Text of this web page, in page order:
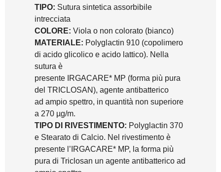
TIPO: Sutura sintetica assorbibile
intrecciata
COLORE: Viola o non colorato (bianco)
MATERIALE: Polyglactin 910 (copolimero
di acido glicolico e acido lattico). Nella
sutura è
presente IRGACARE* MP (forma più pura
del TRICLOSAN), agente antibatterico
ad ampio spettro, in quantità non superiore
a 270 µg/m.
TIPO DI RIVESTIMENTO: Polyglactin 370
e Stearato di Calcio. Nel rivestimento è
presente l’IRGACARE* MP, la forma più
pura di Triclosan un agente antibatterico ad